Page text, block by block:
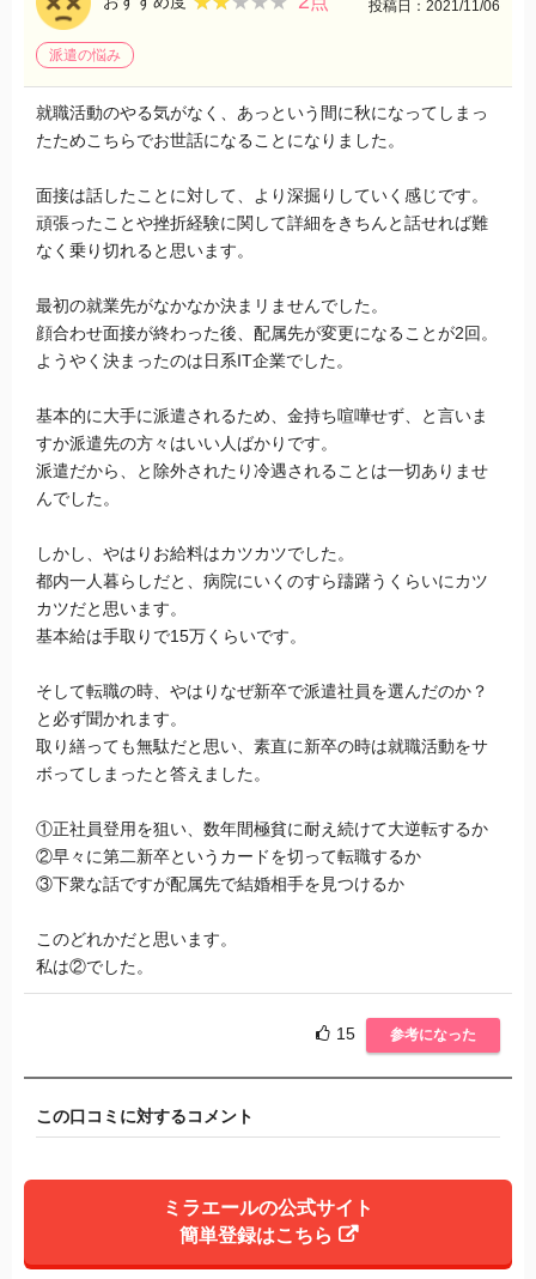
投稿日：2021/11/06
派遣の悩み
就職活動のやる気がなく、あっという間に秋になってしまっ
たためこちらでお世話になることになりました。
面接は話したことに対して、より深掘りしていく感じです。
頑張ったことや挫折経験に関して詳細をきちんと話せれば難
なく乗り切れると思います。
最初の就業先がなかなか決まリませんでした。
顔合わせ面接が終わった後、配属先が変更になることが2回。
ようやく決まったのは日系IT企業でした。
基本的に大手に派遣されるため、金持ち喧嘩せず、と言いま
すか派遣先の方々はいい人ばかりです。
派遣だから、と除外されたり冷遇されることは一切ありませ
んでした。
しかし、やはりお給料はカツカツでした。
都内一人暮らしだと、病院にいくのすら躊躇うくらいにカツ
カツだと思います。
基本給は手取りで15万くらいです。
そして転職の時、やはりなぜ新卒で派遣社員を選んだのか？
と必ず聞かれます。
取り繕っても無駄だと思い、素直に新卒の時は就職活動をサ
ボってしまったと答えました。
①正社員登用を狙い、数年間極貧に耐え続けて大逆転するか
②早々に第二新卒というカードを切って転職するか
③下衆な話ですが配属先で結婚相手を見つけるか
このどれかだと思います。
私は②でした。
15 参考になった
この口コミに対するコメント
ミラエールの公式サイト
簡単登録はこちら